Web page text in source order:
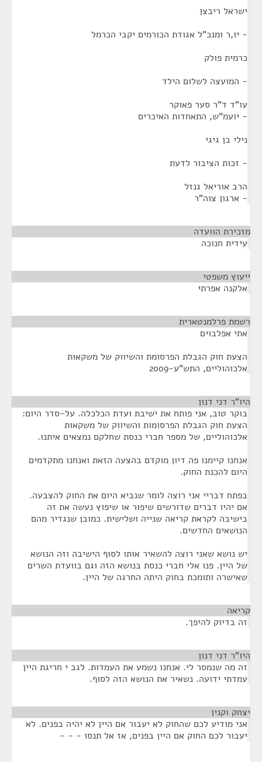
ישראל ריבצן
- יו,ר ומנכ"ל אגודת הכורמים יקבי הכרמל
כרמית פולק
- המועצה לשלום הילד
עו"ד ד"ר סער פאוקר
- יועמ"ש, התאחדות האיכרים
נילי בן גיגי
- זכות הציבור לדעת
הרב אוריאל גנזל
- ארגון צוה"ר
מזכירת הוועדה
עידית חנוכה
ייעוץ משפטי
אלקנה אפרתי
רשמת פרלמנטארית
אתי אפלבוים
הצעת חוק הגבלת הפרסומת והשיווק של משקאות
אלכוהוליים, התש"ע-2009
היו"ר דני דנון
בוקר טוב, אני פותח את ישיבת ועדת הכלכלה. על-סדר היום:
הצעת חוק הגבלת הפרסומות והשיווק של משקאות
אלכוהוליים, של מספר חברי כנסת שחלקם נמצאים איתנו.
אנחנו קיימנו פה דיון מוקדם בהצעה הזאת ואנחנו מתקדמים
היום להכנת החוק.
בפתח דבריי אני רוצה לומר שנביא היום את החוק להצבעה.
אם יהיו דברים שדורשים שיפור או שיפוץ נעשה את זה
בישיבה לקראת קריאה שנייה ושלישית. כמובן שנגדיר מהם
הנושאים החדשים.
יש נושא שאני רוצה להשאיר אותו לסוף הישיבה וזה הנושא
של היין. פנו אלי חברי כנסת בנושא הזה וגם בוועדת השרים
שאישרה ותומכת בחוק היתה החרגה של היין.
קריאה
זה בדיוק להיפך.
היו"ר דני דנון
זה מה שנמסר לי. אנחנו נשמע את העמדות. לגב י חריגת היין
עמדתי ידועה. נשאיר את הנושא הזה לסוף.
יצחק וקנין
אני מודיע לכם שהחוק לא יעבור אם היין לא יהיה בפנים. לא
יעבור לכם החוק אם היין בפנים, אז אל תנסו - - -